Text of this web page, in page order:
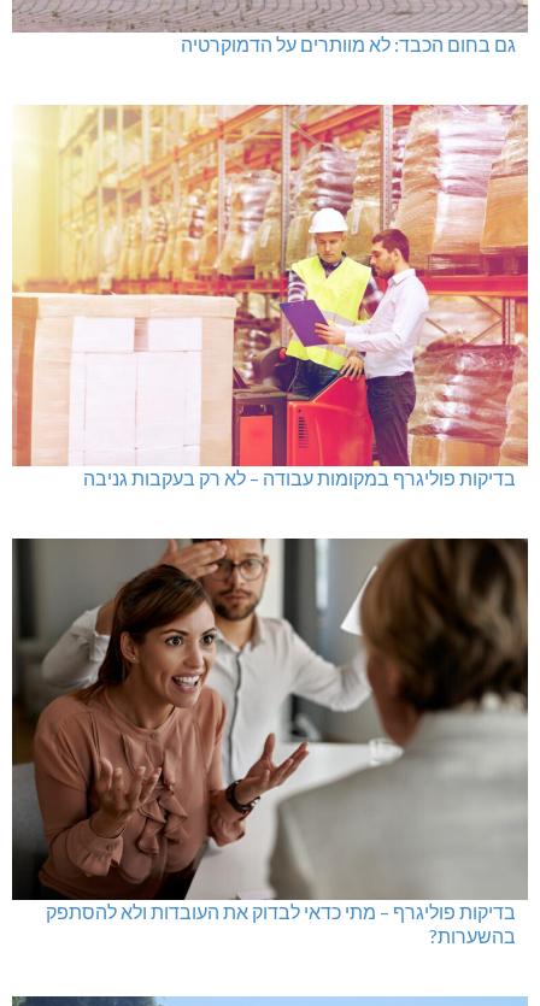
גם בחום הכבד: לא מוותרים על הדמוקרטיה
בדיקות פוליגרף במקומות עבודה – לא רק בעקבות גניבה
בדיקות פוליגרף – מתי כדאי לבדוק את העובדות ולא להסתפק
בהשערות?